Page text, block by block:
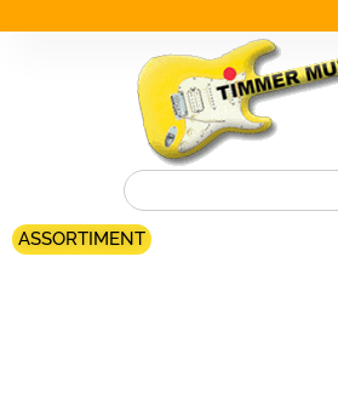
ASSORTIMENT